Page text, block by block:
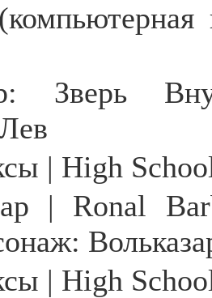
Зверь
| High
| Ronal
| High